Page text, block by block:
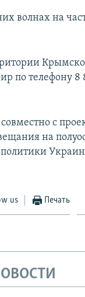
волнах на
по телефону 8
совместно с
на
us Печать